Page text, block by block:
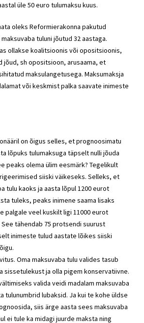
üle 50 euro tulumaksu kuus.
oleks Reformierakonna pakutud
tuluni jõutud 32 aastaga.
ollakse koalitsioonis või opositsioonis,
jõud, sh opositsioon, arusaama, et
maksulangetusega. Maksumaksja
või keskmist palka saavate inimeste
on õigus selles, et prognoosimatu
lõpuks tulumaksuga täpselt nulli jõuda
peaks olema ülim eesmärk? Tegelikult
siiski väikeseks. Selleks, et
tulu kaoks ja aasta lõpul 1200 eurot
tuleks, peaks inimene saama lisaks
palgale veel kuskilt ligi 11000 eurot
tähendab 75 protsendi suurust
inimeste tulud aastate lõikes siiski
Oma maksuvaba tulu valides tasub
sissetulekust ja olla pigem konservatiivne.
valida veidi madalam maksuvaba
tulunumbrid lubaksid. Ja kui te kohe üldse
siis ärge aasta sees maksuvaba
ei tule ka midagi juurde maksta ning